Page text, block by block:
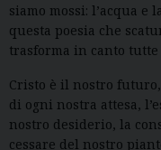
siamo mossi: l’acqua e
questa poesia che
trasforma in canto
Cristo è il nostro
di ogni nostra attesa,
nostro desiderio, la
cessare del nostro